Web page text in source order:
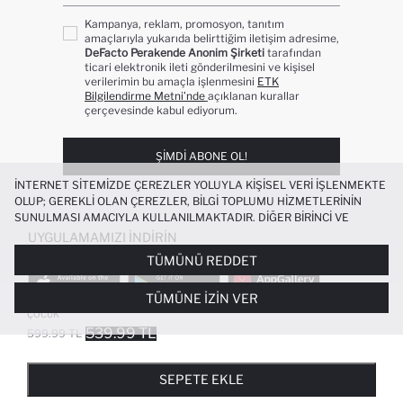
BELI LASTIKLI DOKULU ŞORT ERKEK
ÇOCUK
599.99 TL 539.99 TL
SEPETE EKLE
Kampanya, reklam, promosyon, tanıtım
amaçlarıyla yukarıda belirttiğim iletişim adresime,
DeFacto Perakende Anonim Şirketi tarafından
ticari elektronik ileti gönderilmesini ve kişisel
verilerimin bu amaçla işlenmesini ETK
Bilgilendirme Metni’nde açıklanan kurallar
çerçevesinde kabul ediyorum.
ŞIMDI ABONE OL!
UYGULAMAMIZI İNDIRIN
POPÜLER KATEGORILER
KADIN BEYAZ TIŞÖRT
İNTERNET SITEMIZDE ÇEREZLER YOLUYLA KIŞISEL VERI IŞLENMEKTE
OLUP; GEREKLI OLAN ÇEREZLER, BILGI TOPLUMU HIZMETLERININ
SUNULMASI AMACIYLA KULLANILMAKTADIR. DIĞER BIRINCI VE
ÜÇÜNCÜ TARAF ÇEREZLER ISE SIZE DAHA IYI BIR ALIŞVERIŞ
DENEYIMI SUNULABILMESI, SITEMIZIN DAHA IŞLEVSEL KILINMASI VE
KIŞISELLEŞTIRMESI VE AÇIK RIZA VERMENIZ HALINDE, SIZLERE
YÖNELIK PAZARLAMA FAALIYETLERININ YAPILMASI AMAÇLARIYLA
SINIRLI OLARAK KULLANILACAKTIR. ÇEREZLERE DAIR TERCIHLERINIZI
ÇEREZ TERCIHLERIPANELI ARACILIĞIYLA HER ZAMAN YÖNETEBILIR,
ÇEREZLERLE ILGILI DAHA DETAYLI BILGIYE
TÜMÜNÜ REDDET
TÜMÜNE İZIN VER